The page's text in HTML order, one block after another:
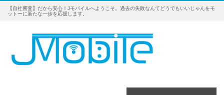
【自社審査】だから安心！Jモバイルへようこそ。過去の失敗なんてどうでもいいじゃんをモ
ットーに新たな一歩を応援します。